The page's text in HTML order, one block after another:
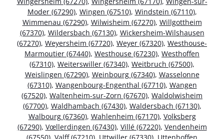
Moder (67290), Wingen (67510), Windstein (67110),
Wimmenau (67290), Wilwisheim (67270), Willgottheim
(67370), Wildersbach (67130), Wickersheim-Wilshausen
(67270), Weyersheim (67720), Weyer (67320), Westhouse-
Marmoutier (67440), Westhouse (67230), Westhoffen
(67310), Weiterswiller (67340), Weitbruch (67500),
Weislingen (67290), Weinbourg (67340), Wasselonne
(67310), Wangenbourg-Engenthal (67710), Wangen
(67520), Waltenheim-sur-Zorn (67670), Waldolwisheim
(67700), Waldhambach (67430), Waldersbach (67130),
Walbourg (67360), Wahlenheim (67170), Volksberg
(67290), Vœllerdingen (67430), Villé (67220), Vendenheim